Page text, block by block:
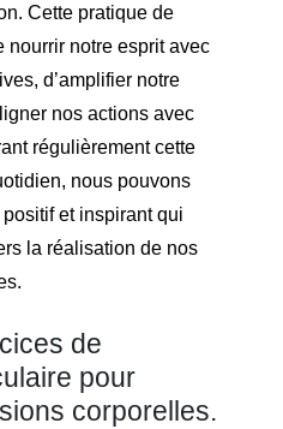
Cette pratique de
nourrir notre esprit avec
d’amplifier notre
nos actions avec
régulièrement cette
nous pouvons
et inspirant qui
la réalisation de nos
de
pour
corporelles.